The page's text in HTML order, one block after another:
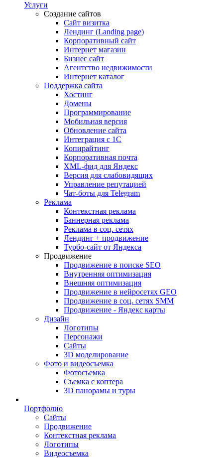
Услуги
Создание сайтов
Сайт визитка
Лендинг (Landing page)
Корпоративный сайт
Интернет магазин
Бизнес сайт
Агентство недвижимости
Интернет каталог
Поддержка сайта
Хостинг
Домены
Программирование
Мобильная версия
Обновление сайта
Интеграция с 1С
Копирайтинг
Корпоративная почта
XML-фид для Яндекс
Версия для слабовидящих
Управление репутацией
Чат-боты для Telegram
Реклама
Контекстная реклама
Баннерная реклама
Реклама в соц. сетях
Лендинг + продвижение
Турбо-сайт от Яндекса
Продвижение
Продвижение в поиске SEO
Внутренняя оптимизация
Внешняя оптимизация
Продвижение в нейросетях GEO
Продвижение в соц. сетях SMM
Продвижение - Яндекс карты
Дизайн
Логотипы
Персонажи
Сайты
3D моделирование
Фото и видеосъемка
Фотосъемка
Съемка с коптера
3D панорамы и туры
Портфолио
Сайты
Продвижение
Контекстная реклама
Логотипы
Видеосъемка